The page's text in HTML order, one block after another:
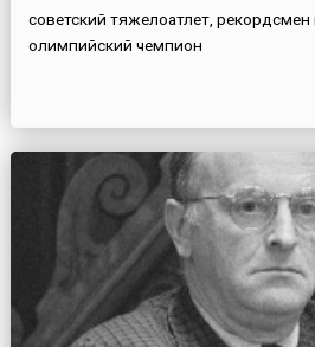
советский тяжелоатлет,
олимпийский чемпион